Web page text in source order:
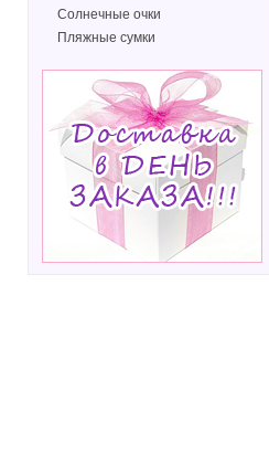
Солнечные очки
Пляжные сумки